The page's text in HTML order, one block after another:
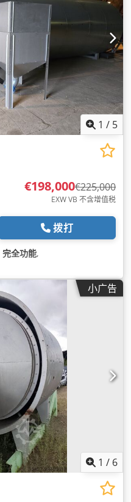
1 / 5
€198,000€225,000
EXW VB 不含增值税
拨打
完全功能,
小广告
1 / 6